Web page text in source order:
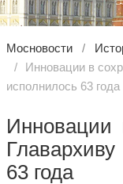
Мосновости
Инновации в
исполнилось 63 года
Инновации
63 года